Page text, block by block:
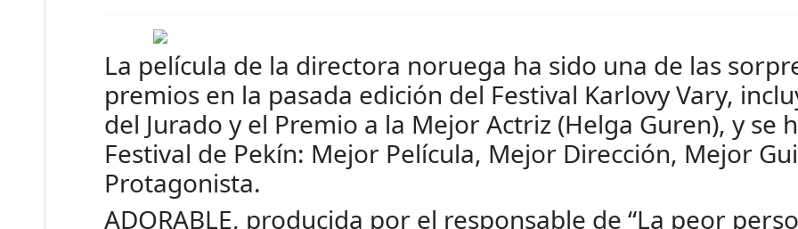
La película de la directora noruega ha sido una de las
premios en la pasada edición del Festival Karlovy Vary,
del Jurado y el Premio a la Mejor Actriz (Helga Guren), y se
Festival de Pekín: Mejor Película, Mejor Dirección, Mejor
Protagonista.
ADORABLE, producida por el responsable de “La peor